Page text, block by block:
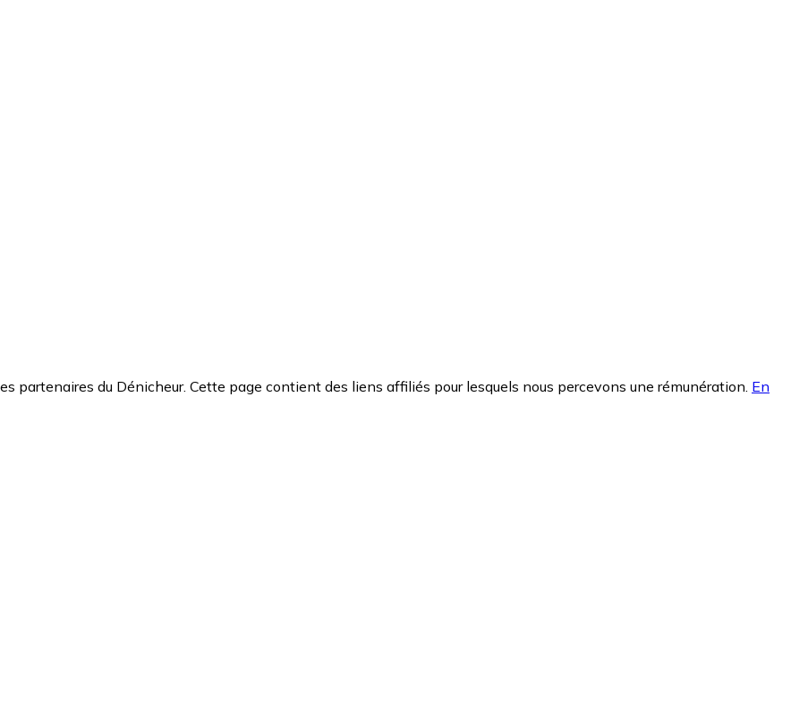
partenaires du Dénicheur. Cette page contient des liens affiliés pour lesquels nous percevons une rémunération. En